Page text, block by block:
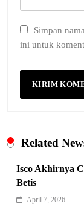
Simpan
ini untuk
Related
Isco Akhirnya
Betis
April 7, 2026